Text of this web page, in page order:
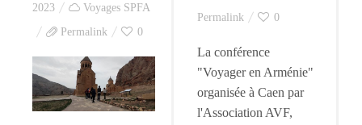
2023
Voyages SPFA
Permalink
0
Permalink
0
La conférence
"Voyager en Arménie"
organisée à Caen par
l'Association AVF,